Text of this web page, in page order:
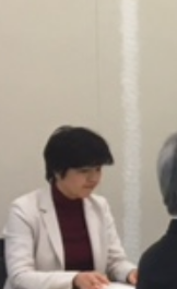
読むりっけん